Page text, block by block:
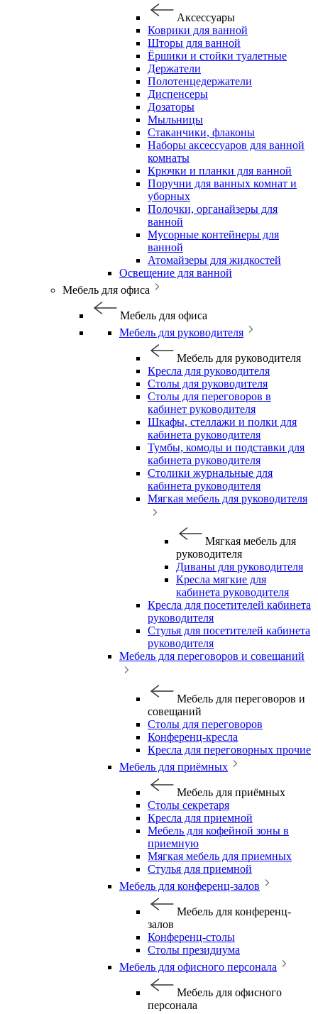
Аксессуары
Коврики для ванной
Шторы для ванной
Ёршики и стойки туалетные
Держатели
Полотенцедержатели
Диспенсеры
Дозаторы
Мыльницы
Стаканчики, флаконы
Наборы аксессуаров для ванной
комнаты
Крючки и планки для ванной
Поручни для ванных комнат и
уборных
Полочки, органайзеры для
ванной
Мусорные контейнеры для
ванной
Атомайзеры для жидкостей
Освещение для ванной
Мебель для офиса
Мебель для офиса
Мебель для руководителя
Мебель для руководителя
Кресла для руководителя
Столы для руководителя
Столы для переговоров в
кабинет руководителя
Шкафы, стеллажи и полки для
кабинета руководителя
Тумбы, комоды и подставки для
кабинета руководителя
Столики журнальные для
кабинета руководителя
Мягкая мебель для руководителя
Мягкая мебель для
руководителя
Диваны для руководителя
Кресла мягкие для
кабинета руководителя
Кресла для посетителей кабинета
руководителя
Стулья для посетителей кабинета
руководителя
Мебель для переговоров и совещаний
Мебель для переговоров и
совещаний
Столы для переговоров
Конференц-кресла
Кресла для переговорных прочие
Мебель для приёмных
Мебель для приёмных
Столы секретаря
Кресла для приемной
Мебель для кофейной зоны в
приемную
Мягкая мебель для приемных
Стулья для приемной
Мебель для конференц-залов
Мебель для конференц-
залов
Конференц-столы
Столы президиума
Мебель для офисного персонала
Мебель для офисного
персонала